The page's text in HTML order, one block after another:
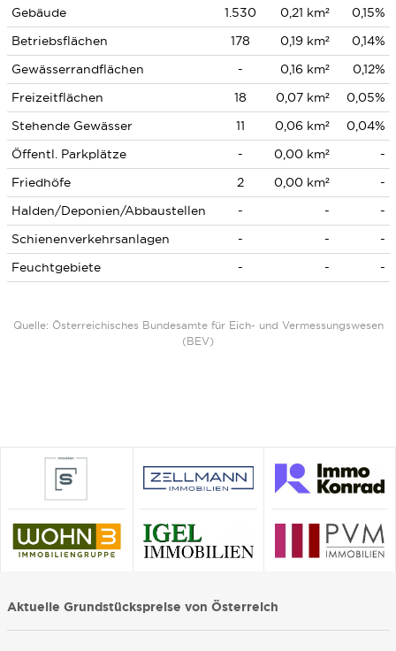
Gebäude 1.530 0,21 km²
0,15%
Betriebsflächen
178 0,19 km²
0,14%
Gewässerrandflächen
- 0,16 km²
0,12%
Freizeitflächen
18 0,07 km²
0,05%
Stehende Gewässer
11 0,06 km²
0,04%
Öffentl. Parkplätze
- 0,00 km²
-
Friedhöfe
2 0,00 km²
-
Halden/Deponien/Abbaustellen
- -
-
Schienenverkehrsanlagen
- -
-
Feuchtgebiete
- - -
Quelle: Österreichisches Bundesamte für Eich- und Vermessungswesen
(BEV)
Aktuelle Grundstückspreise von Österreich